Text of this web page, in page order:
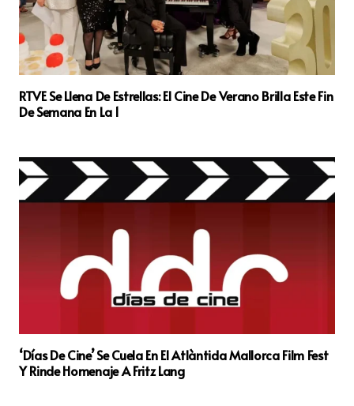
RTVE Se Llena De Estrellas: El Cine De Verano Brilla Este Fin
De Semana En La 1
‘Días De Cine’ Se Cuela En El Atlàntida Mallorca Film Fest
Y Rinde Homenaje A Fritz Lang